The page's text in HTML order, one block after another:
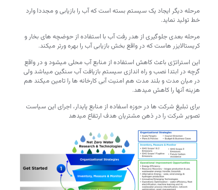
مرحله دیگر ایجاد یک سیستم بسته است که آب را بازیابی و مجددا وارد
خط تولید نماید.
مرحله بعدی جلوگیری از هدر رفت آب با استفاده از حوضچه های بخار و
کریستالایزر هاست که در واقع بخش بازیابی آب را بهره ورتر میکند.
این استراتژی باعث کاهش استفاده از منابع آب محلی میشود و در واقع
گرچه در ابتدا نصب و راه اندازی سیستم بازیافت آب سنگین میباشد ولی
در میان مدت و بلند مدت هم امنیت آبی کارخانه ها را تامین میکند هم
هزینه آنها را کاهش میدهد.
برای تبلیغ شرکت ها در حوزه اسفاده از منابع پایدار، اجرای این سیاست
تصویر شرکت را در ذهن مشتریان هدف ارتقاع میدهد